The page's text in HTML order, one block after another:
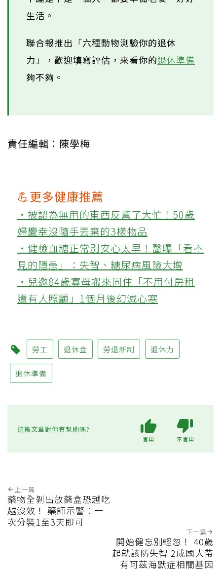
生活。
聯合報推出「六種動物測驗你的退休
力」，歡迎填寫評估，來看你的退休準備
夠不夠。
責任編輯：陳學梅
💪更多健康推薦
‧被認為無用的東西反幫了大忙！50歲
婦慶幸沒隨手丟棄的3樣物品
‧健檢血糖正常別安心太早！醫曝「看不
見的隱患」：失智、糖尿病風險大增
‧兒邀84歲寡母搬來同住「不用付房租
還有人照顧」1個月後幻滅心寒
勞工 退休金 勞退新制 退休力
退休準備
這篇文章對你有幫助嗎?
實用 不實用
上一篇
藥物全剝出放藥盒恐越吃
越沒效！ 藥師示警：一
次分裝1至3天即可
下一篇
開始健忘別輕忽！ 40歲
起就該防失智 2成國人帶
有阿茲海默症相關基因